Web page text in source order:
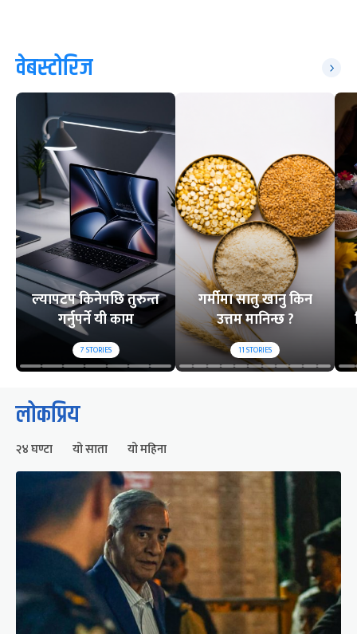
वेबस्टोरिज
ल्यापटप किनेपछि तुरुन्त
गर्नुपर्ने यी काम
7STORIES
गर्मीमा सातु खानु किन
उत्तम मानिन्छ ?
11STORIES
लोकप्रिय
२४ घण्टा यो साता यो महिना